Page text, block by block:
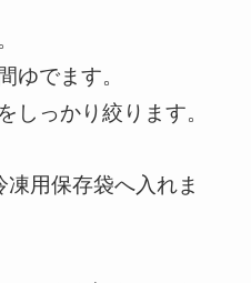
ゆでます。
しっかり絞ります。
用保存袋へ入れま